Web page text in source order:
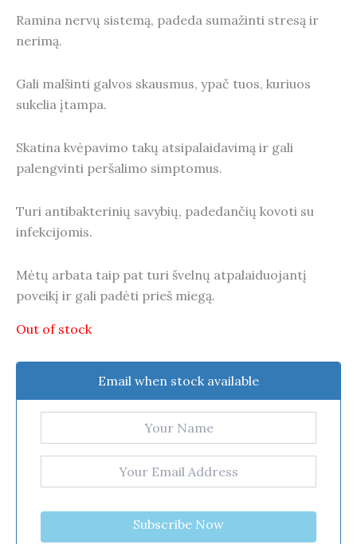
Ramina nervų sistemą, padeda sumažinti stresą ir
nerimą.
Gali malšinti galvos skausmus, ypač tuos, kuriuos
sukelia įtampa.
Skatina kvėpavimo takų atsipalaidavimą ir gali
palengvinti peršalimo simptomus.
Turi antibakterinių savybių, padedančių kovoti su
infekcijomis.
Mėtų arbata taip pat turi švelnų atpalaiduojantį
poveikį ir gali padėti prieš miegą.
Out of stock
Email when stock available
Subscribe Now